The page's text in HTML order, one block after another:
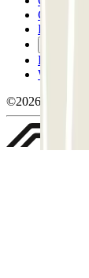
Politique
Politique
©2026 Parclick.